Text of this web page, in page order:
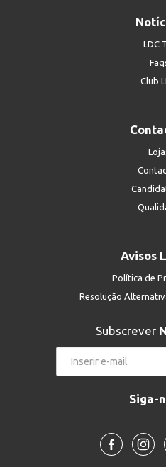
LDC
Club
Avisos
Política de
Resolução
Subscrever
Siga-